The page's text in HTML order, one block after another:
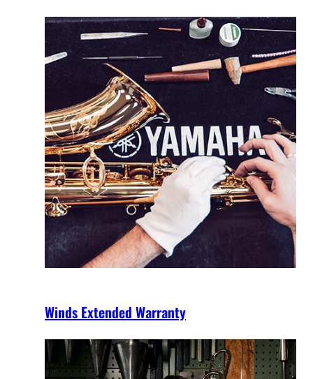
Winds Extended Warranty